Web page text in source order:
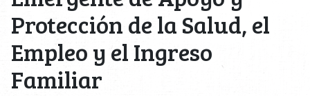
Protección de la Salud, el
Empleo y el Ingreso
Familiar